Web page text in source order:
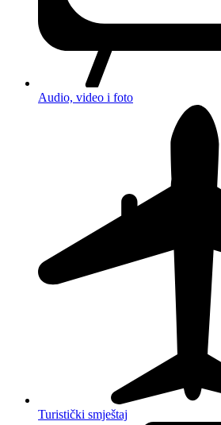
Audio, video i foto
Turistički smještaj